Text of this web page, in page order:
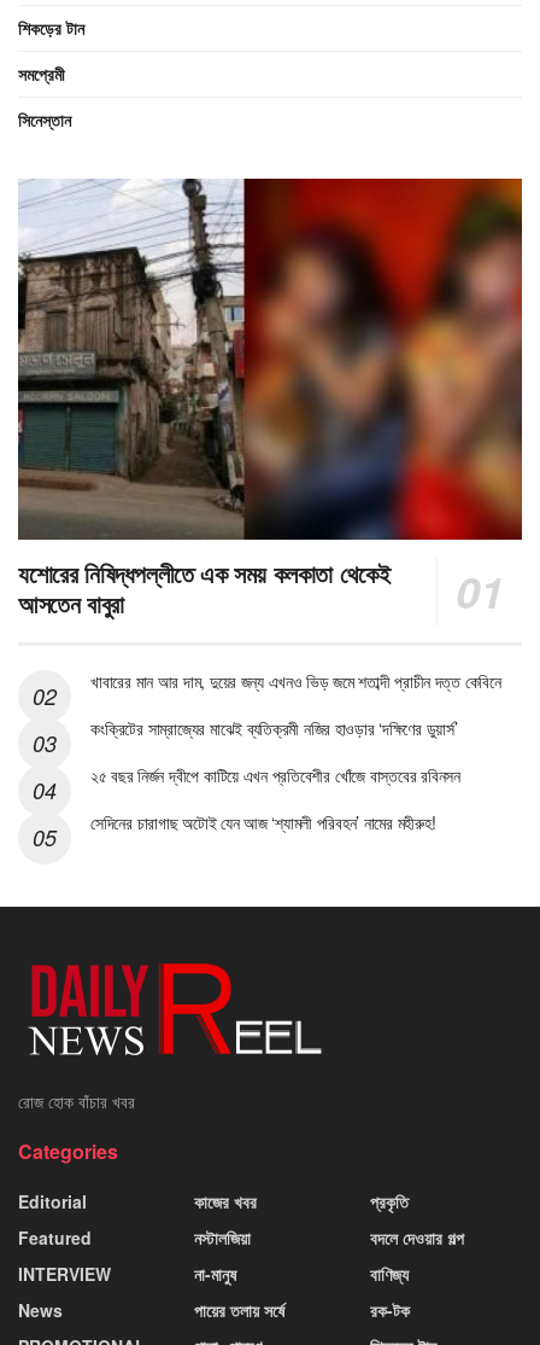
শিকড়ের টান
সমপ্রেমী
সিনেস্তান
যশোরের নিষিদ্ধপল্লীতে এক সময় কলকাতা থেকেই
আসতেন বাবুরা
খাবারের মান আর দাম, দুয়ের জন্য এখনও ভিড় জমে শতাব্দী প্রাচীন দত্ত কেবিনে
কংক্রিটের সাম্রাজ্যের মাঝেই ব্যতিক্রমী নজির হাওড়ার ‘দক্ষিণের ডুয়ার্স’
২৫ বছর নির্জন দ্বীপে কাটিয়ে এখন প্রতিবেশীর খোঁজে বাস্তবের রবিনসন
সেদিনের চারাগাছ অটোই যেন আজ ‘শ্যামলী পরিবহন’ নামের মহীরুহ!
রোজ হোক বাঁচার খবর
Categories
Editorial
Featured
INTERVIEW
News
কাজের খবর
নস্টালজিয়া
না-মানুষ
পায়ের তলায় সর্ষে
প্রকৃতি
বদলে দেওয়ার গল্প
বাণিজ্য
রক-টক